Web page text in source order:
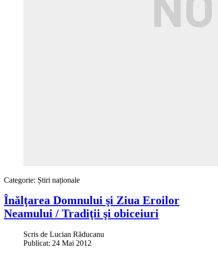
Categorie: Știri naționale
Înălţarea Domnului şi Ziua Eroilor
Neamului / Tradiţii şi obiceiuri
Scris de Lucian Răducanu
Publicat: 24 Mai 2012